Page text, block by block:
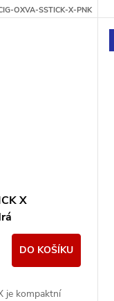
ovládáním.
OXVA-SSTICK-X-PNK
X
DO KOŠÍKU
je kompaktní